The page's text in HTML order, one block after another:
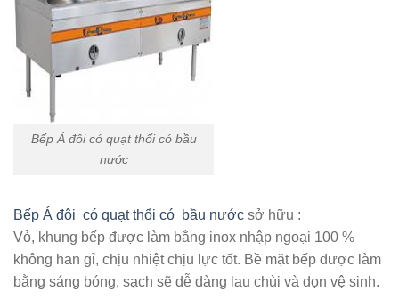
Bếp Á đôi có quạt thổi có bầu
nước
Bếp Á đôi có quạt thổi có bầu nước sở hữu :
Vỏ, khung bếp được làm bằng inox nhập ngoại 100 %
không han gỉ, chịu nhiệt chịu lực tốt. Bề mặt bếp được làm
bằng sáng bóng, sạch sẽ dễ dàng lau chùi và dọn vệ sinh.